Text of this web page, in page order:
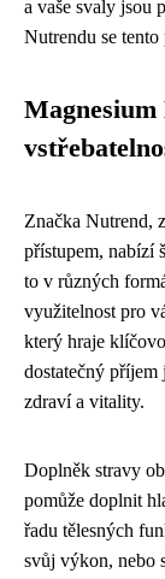
a vaše svaly jsou
Nutrendu se
Značka Nutrend,
přístupem, nabízí
to v různých
využitelnost pro
který hraje
dostatečný
zdraví a vitality.
Doplněk stravy
pomůže doplnit
řadu tělesných
svůj výkon, nebo